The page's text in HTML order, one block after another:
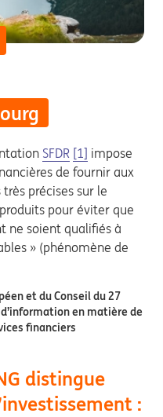
SFDR [1] impose
de fournir aux
précises sur le
pour éviter que
ne soient qualifiés à
» (phénomène de
et du Conseil du 27
en matière de
financiers
distingue
: